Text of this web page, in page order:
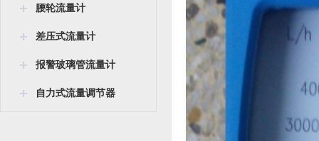
腰轮流量计
差压式流量计
报警玻璃管流量计
自力式流量调节器